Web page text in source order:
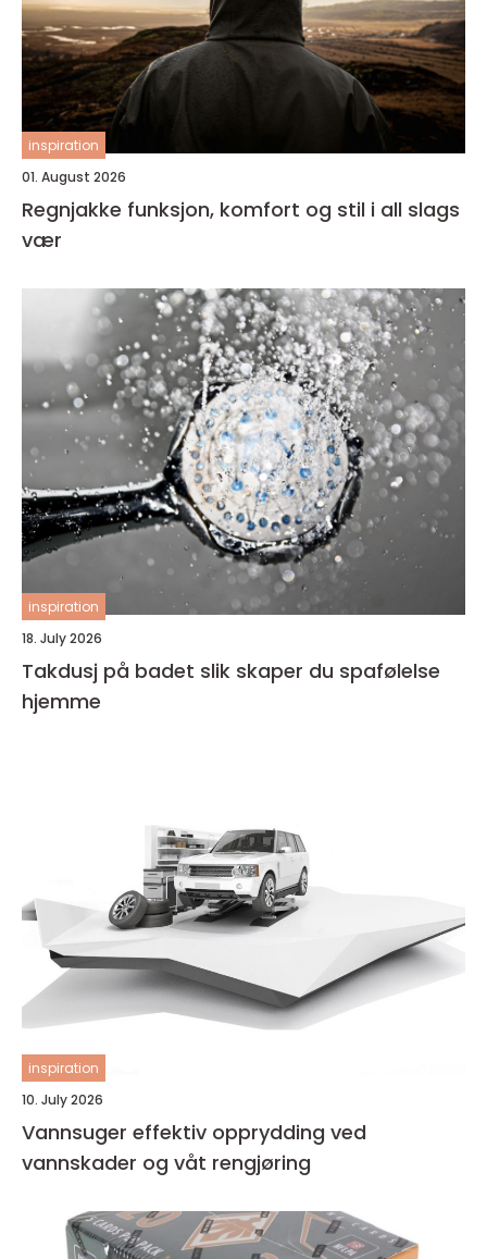
inspiration
01. August 2026
Regnjakke funksjon, komfort og stil i all slags
vær
inspiration
18. July 2026
Takdusj på badet slik skaper du spafølelse
hjemme
inspiration
10. July 2026
Vannsuger effektiv opprydding ved
vannskader og våt rengjøring